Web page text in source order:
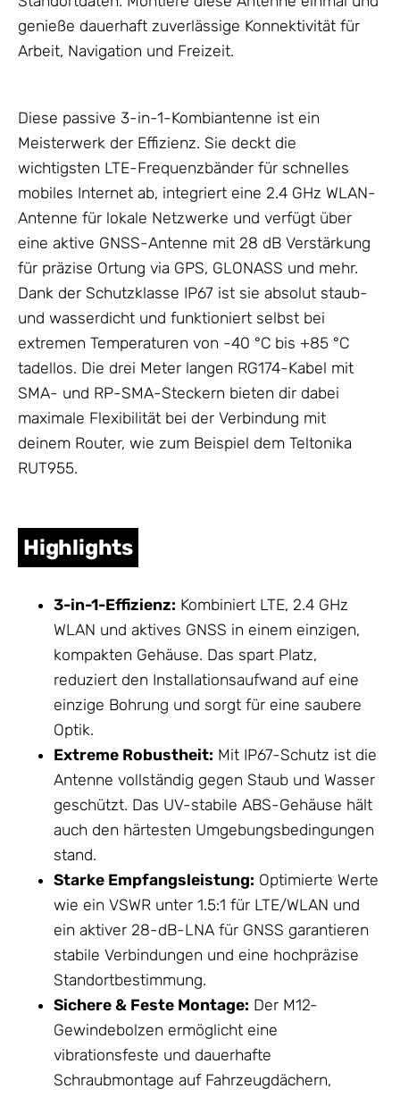
genieße dauerhaft zuverlässige Konnektivität für
Arbeit, Navigation und Freizeit.
Diese passive 3-in-1-Kombiantenne ist ein
Meisterwerk der Effizienz. Sie deckt die
wichtigsten LTE-Frequenzbänder für schnelles
mobiles Internet ab, integriert eine 2.4 GHz WLAN-
Antenne für lokale Netzwerke und verfügt über
eine aktive GNSS-Antenne mit 28 dB Verstärkung
für präzise Ortung via GPS, GLONASS und mehr.
Dank der Schutzklasse IP67 ist sie absolut staub-
und wasserdicht und funktioniert selbst bei
extremen Temperaturen von -40 °C bis +85 °C
tadellos. Die drei Meter langen RG174-Kabel mit
SMA- und RP-SMA-Steckern bieten dir dabei
maximale Flexibilität bei der Verbindung mit
deinem Router, wie zum Beispiel dem Teltonika
RUT955.
Highlights
3-in-1-Effizienz: Kombiniert LTE, 2.4 GHz
WLAN und aktives GNSS in einem einzigen,
kompakten Gehäuse. Das spart Platz,
reduziert den Installationsaufwand auf eine
einzige Bohrung und sorgt für eine saubere
Optik.
Extreme Robustheit: Mit IP67-Schutz ist die
Antenne vollständig gegen Staub und Wasser
geschützt. Das UV-stabile ABS-Gehäuse hält
auch den härtesten Umgebungsbedingungen
stand.
Starke Empfangsleistung: Optimierte Werte
wie ein VSWR unter 1.5:1 für LTE/WLAN und
ein aktiver 28-dB-LNA für GNSS garantieren
stabile Verbindungen und eine hochpräzise
Standortbestimmung.
Sichere & Feste Montage: Der M12-
Gewindebolzen ermöglicht eine
vibrationsfeste und dauerhafte
Schraubmontage auf Fahrzeugdächern,